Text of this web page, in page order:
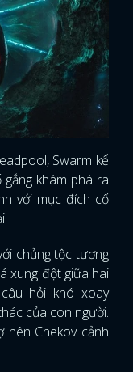
Swarm kể
khám phá ra
với mục đích cố
chủng tộc tương
xung đột giữa hai
hỏi khó xoay
của con người.
nên Chekov cảnh